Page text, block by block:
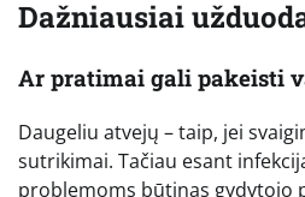
Dažniausiai
Ar pratimai gali pakeisti
Daugeliu atvejų – taip, jei
sutrikimai. Tačiau esant
problemoms būtinas gydytojo